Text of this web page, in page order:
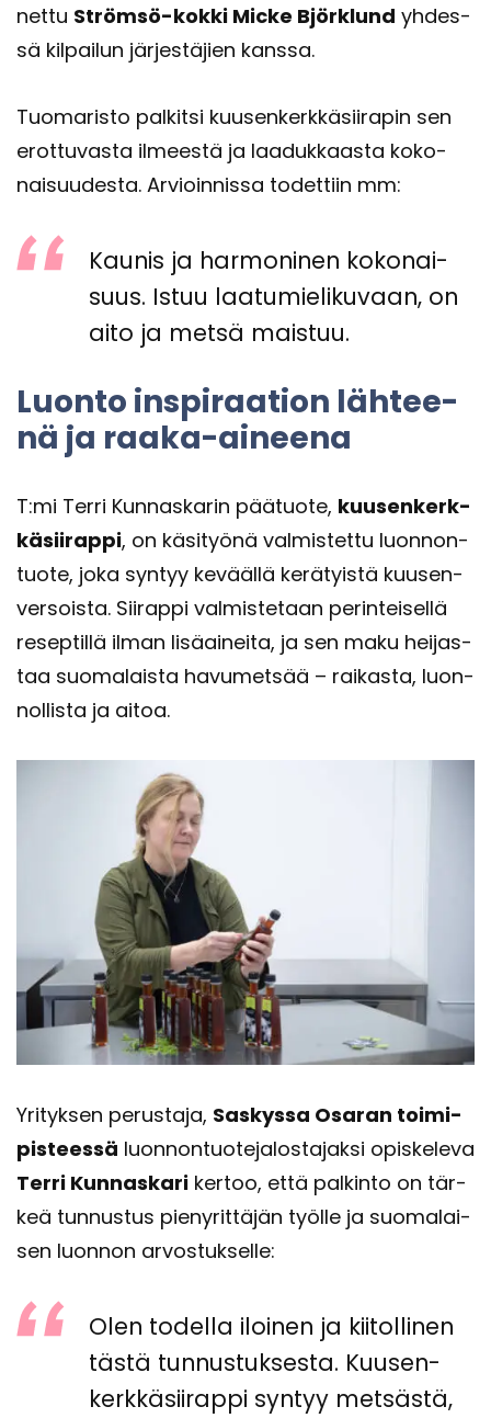
net­tu Strömsö-​kokki Micke Björklund yh­des­
sä kil­pai­lun jär­jes­tä­jien kans­sa.
Tuo­ma­ris­to pal­kit­si kuusen­kerk­kä­sii­ra­pin sen
erot­tu­vas­ta il­mees­tä ja laa­duk­kaas­ta ko­ko­
nai­suu­des­ta. Ar­vioin­nis­sa to­det­tiin mm:
Kau­nis ja har­mo­ni­nen ko­ko­nai­
suus. Istuu laa­tu­mie­li­ku­vaan, on
aito ja metsä mais­tuu.
Luon­to ins­pi­raa­tion läh­tee­
nä ja raaka-​aineena
T:mi Terri Kun­nas­ka­rin pää­tuo­te, kuusen­kerk­
kä­sii­rap­pi, on kä­si­työ­nä val­mis­tet­tu luon­non­
tuo­te, joka syn­tyy ke­vääl­lä ke­rä­tyis­tä kuusen­
ver­sois­ta. Sii­rap­pi val­mis­te­taan pe­rin­tei­sel­lä
re­sep­til­lä ilman li­sä­ai­nei­ta, ja sen maku hei­jas­
taa suo­ma­lais­ta ha­vu­met­sää – rai­kas­ta, luon­
nol­lis­ta ja aitoa.
Yri­tyk­sen pe­rus­ta­ja, Sas­kys­sa Osa­ran toi­mi­
pis­tees­sä luon­non­tuo­te­ja­los­ta­jak­si opis­ke­le­va
Terri Kun­nas­ka­ri ker­too, että pal­kin­to on tär­
keä tun­nus­tus pie­ny­rit­tä­jän työl­le ja suo­ma­lai­
sen luon­non ar­vos­tuk­sel­le:
Olen to­del­la iloi­nen ja kii­tol­li­nen
tästä tun­nus­tuk­ses­ta. Kuusen­
kerk­kä­sii­rap­pi syn­tyy met­säs­tä,